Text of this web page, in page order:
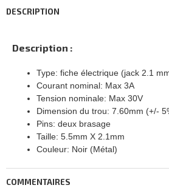
DESCRIPTION
Description :
Type: fiche électrique (jack 2.1
Courant nominal: Max 3A
Tension nominale: Max 30V
Dimension du trou: 7.60mm (+/-
Pins: deux brasage
Taille: 5.5mm X 2.1mm
Couleur: Noir (Métal)
COMMENTAIRES